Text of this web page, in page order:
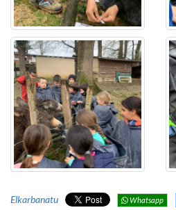
Elkarbanatu Whatsapp